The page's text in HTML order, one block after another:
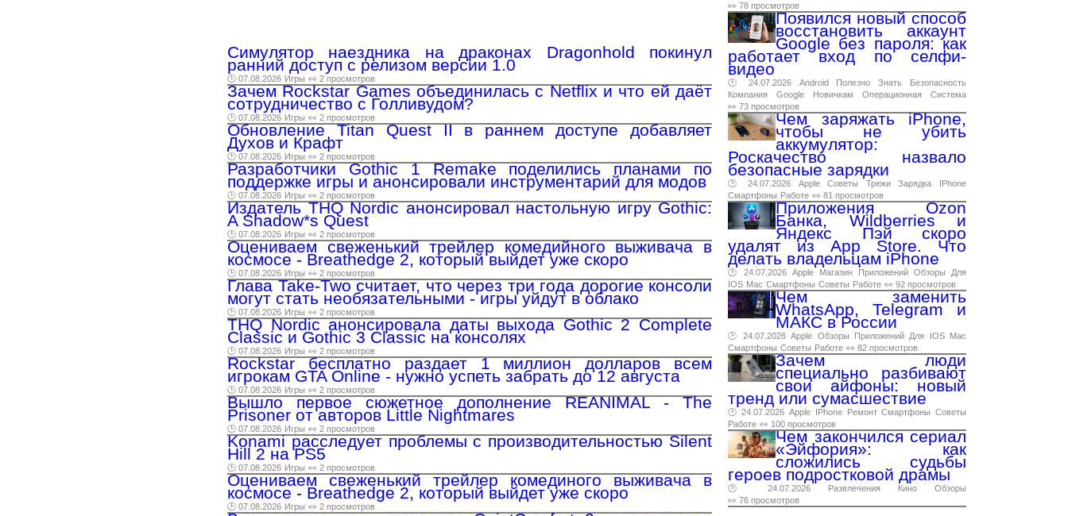
Симулятор наездника на драконах Dragonhold покинул
ранний доступ с релизом версии 1.0
🕑 07.08.2026 Игры 👀 2 просмотров
Зачем Rockstar Games объединилась с Netflix и что ей даёт
сотрудничество с Голливудом?
🕑 07.08.2026 Игры 👀 2 просмотров
Обновление Titan Quest II в раннем доступе добавляет
Духов и Крафт
🕑 07.08.2026 Игры 👀 2 просмотров
Разработчики Gothic 1 Remake поделились планами по
поддержке игры и анонсировали инструментарий для модов
🕑 07.08.2026 Игры 👀 2 просмотров
Издатель THQ Nordic анонсировал настольную игру Gothic:
A Shadow*s Quest
🕑 07.08.2026 Игры 👀 2 просмотров
Оцениваем свеженький трейлер комедийного выживача в
космосе - Breathedge 2, который выйдет уже скоро
🕑 07.08.2026 Игры 👀 2 просмотров
Глава Take-Two считает, что через три года дорогие консоли
могут стать необязательными - игры уйдут в облако
🕑 07.08.2026 Игры 👀 2 просмотров
THQ Nordic анонсировала даты выхода Gothic 2 Complete
Classic и Gothic 3 Classic на консолях
🕑 07.08.2026 Игры 👀 2 просмотров
Rockstar бесплатно раздает 1 миллион долларов всем
игрокам GTA Online - нужно успеть забрать до 12 августа
🕑 07.08.2026 Игры 👀 2 просмотров
Вышло первое сюжетное дополнение REANIMAL - The
Prisoner от авторов Little Nightmares
🕑 07.08.2026 Игры 👀 2 просмотров
Konami расследует проблемы с производительностью Silent
Hill 2 на PS5
🕑 07.08.2026 Игры 👀 2 просмотров
Оцениваем свеженький трейлер комединого выживача в
космосе - Breathedge 2, который выйдет уже скоро
🕑 07.08.2026 Игры 👀 2 просмотров
👀 78 просмотров
Появился новый способ
восстановить аккаунт
Google без пароля: как
работает вход по селфи-
видео
🕑 24.07.2026 Android Полезно Знать
Безопасность
Компания
Google Новичкам Операционная
Система
👀 73 просмотров
Чем заряжать iPhone,
чтобы не убить
аккумулятор:
Роскачество назвало
безопасные зарядки
🕑 24.07.2026 Apple Советы Трюки Зарядка
IPhone
Смартфоны Работе 👀 81 просмотров
Приложения Ozon
Банка, Wildberries и
Яндекс Пэй скоро
удалят из App Store. Что
делать владельцам iPhone
🕑 24.07.2026 Apple Магазин Приложений Обзоры
Для
IOS Mac Смартфоны Советы Работе 👀 92 просмотров
Чем заменить
WhatsApp, Telegram и
МАКС в России
🕑 24.07.2026 Apple Обзоры Приложений Для IOS
Mac
Смартфоны Советы Работе 👀 82 просмотров
Зачем люди
специально разбивают
свои айфоны: новый
тренд или сумасшествие
🕑 24.07.2026 Apple IPhone Ремонт Смартфоны Советы
Работе 👀 100 просмотров
Чем закончился сериал
«Эйфория»: как
сложились судьбы
героев подростковой драмы
🕑 24.07.2026 Развлечения Кино
Обзоры
👀 76 просмотров